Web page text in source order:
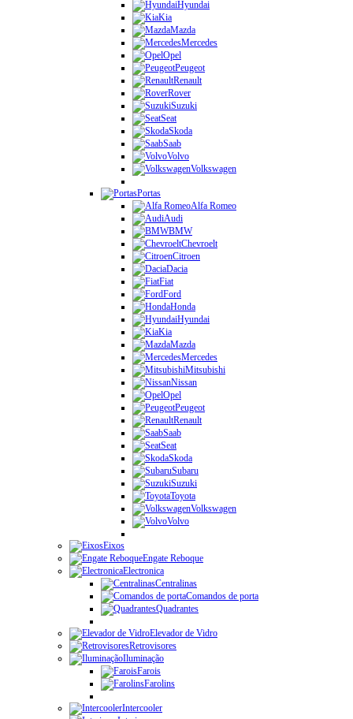
Hyundai
Kia
Mazda
Mercedes
Opel
Peugeot
Renault
Rover
Suzuki
Seat
Skoda
Saab
Volvo
Volkswagen
Portas
Alfa Romeo
Audi
BMW
Chevroelt
Citroen
Dacia
Fiat
Ford
Honda
Hyundai
Kia
Mazda
Mercedes
Mitsubishi
Nissan
Opel
Peugeot
Renault
Saab
Seat
Skoda
Subaru
Suzuki
Toyota
Volkswagen
Volvo
Eixos
Engate Reboque
Electronica
Centralinas
Comandos de porta
Quadrantes
Elevador de Vidro
Retrovisores
Iluminação
Farois
Farolins
Intercooler